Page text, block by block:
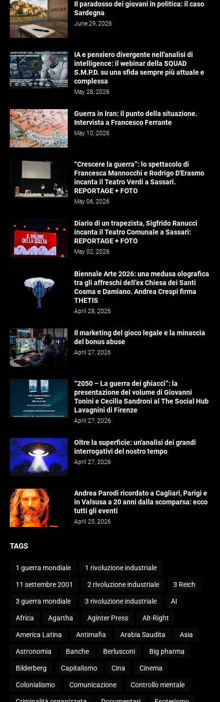
Il paradosso dei giovani in politica: il caso
Sardegna
June 29, 2026
IA e pensiero divergente nell'analisi di
intelligence: il webinar della SQUAD
S.M.P.D. su una sfida sempre più attuale e
complessa
May 28, 2026
Guerra in Iran: il punto della situazione.
Intervista a Francesco Ferrante
May 10, 2026
“Crescere la guerra”: lo spettacolo di
Francesca Mannocchi e Rodrigo D'Erasmo
incanta il Teatro Verdi a Sassari.
REPORTAGE + FOTO
May 06, 2026
Diario di un trapezista, Sigfrido Ranucci
incanta il Teatro Comunale a Sassari:
REPORTAGE + FOTO
May 02, 2026
Biennale Arte 2026: una medusa olografica
tra gli affreschi dell’ex Chiesa dei Santi
Cosma e Damiano. Andrea Crespi firma
THETIS
April 28, 2026
Il marketing del gioco legale e la minaccia
del bonus abuse
April 27, 2026
“2050 – La guerra dei ghiacci”: la
presentazione del volume di Giovanni
Tonini e Cecilia Sandroni al The Social Hub
Lavagnini di Firenze
April 27, 2026
Oltre la superficie: un'analisi dei grandi
interrogativi del nostro tempo
April 27, 2026
Andrea Parodi ricordato a Cagliari, Parigi e
in Valsusa a 20 anni dalla scomparsa: ecco
tutti gli eventi
April 25, 2026
TAGS
1 guerra mondiale 1 rivoluzione industriale
11 settembre 2001 2 rivoluzione industriale 3 Reich
3 guerra mondiale 3 rivoluzione industriale AI
Africa Agartha Aginter Press Alt-Right
America Latina Antimafia Arabia Saudita Asia
Astronomia Banche Berlusconi Big pharma
Bilderberg Capitalismo Cina Cinema
Colonialismo Comunicazione Controllo mentale